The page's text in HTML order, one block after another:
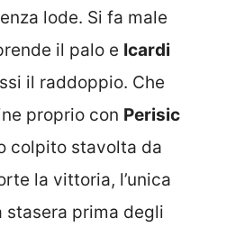
lode. Si fa male
il palo e Icardi
il raddoppio. Che
proprio con Perisic
colpito stavolta da
la vittoria, l’unica
stasera prima degli